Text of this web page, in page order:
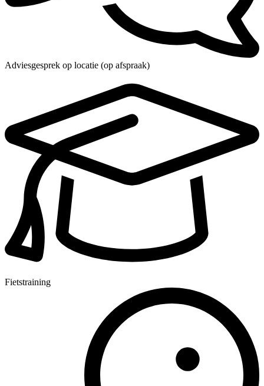
Adviesgesprek op locatie (op afspraak)
Fietstraining